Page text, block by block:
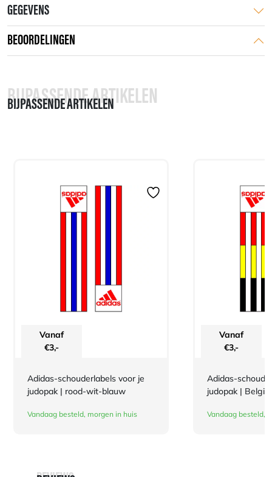
GEGEVENS
BEOORDELINGEN
BIJPASSENDE ARTIKELEN
BIJPASSENDE ARTIKELEN
Vanaf
€3,-
Adidas-schouderlabels voor je
judopak | rood-wit-blauw
Vandaag besteld, morgen in huis
Vanaf
€3,-
Adidas-
judopak |
Vandaag besteld,